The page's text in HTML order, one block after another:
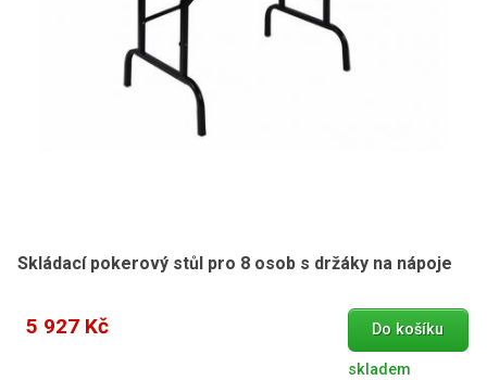
Skládací pokerový stůl pro 8 osob s držáky na nápoje
5 927 Kč Do košíku
skladem